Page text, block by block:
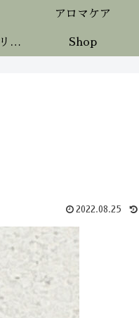
アロマケア
《無料》肌カウンセリング Shop
2022.08.25